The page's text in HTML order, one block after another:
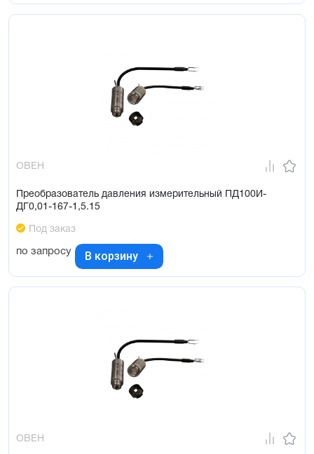
ОВЕН
Преобразователь давления измерительный ПД100И-
ДГ0,01-167-1,5.15
Под заказ
по запросу В корзину
ОВЕН